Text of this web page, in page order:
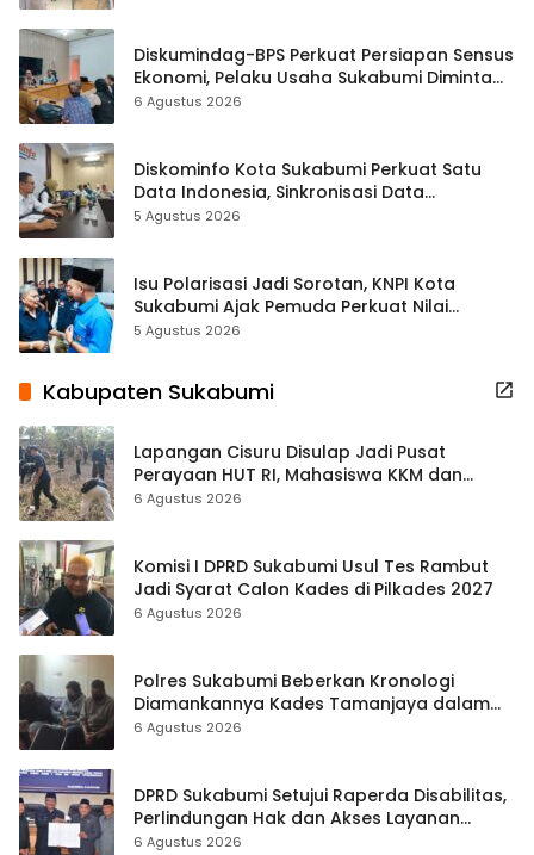
Diskumindag-BPS Perkuat Persiapan Sensus
Ekonomi, Pelaku Usaha Sukabumi Diminta
Terbuka Beri Data
6 Agustus 2026
Diskominfo Kota Sukabumi Perkuat Satu
Data Indonesia, Sinkronisasi Data
Kewilayahan Dikebut
5 Agustus 2026
Isu Polarisasi Jadi Sorotan, KNPI Kota
Sukabumi Ajak Pemuda Perkuat Nilai
Kebangsaan
5 Agustus 2026
Kabupaten Sukabumi
Lapangan Cisuru Disulap Jadi Pusat
Perayaan HUT RI, Mahasiswa KKM dan
Warga Satukan Tenaga
6 Agustus 2026
Komisi I DPRD Sukabumi Usul Tes Rambut
Jadi Syarat Calon Kades di Pilkades 2027
6 Agustus 2026
Polres Sukabumi Beberkan Kronologi
Diamankannya Kades Tamanjaya dalam
Kasus Sabu
6 Agustus 2026
DPRD Sukabumi Setujui Raperda Disabilitas,
Perlindungan Hak dan Akses Layanan
Diperkuat
6 Agustus 2026